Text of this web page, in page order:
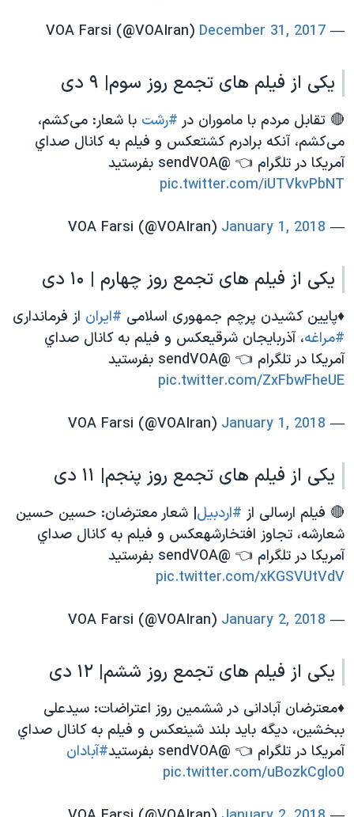
— VOA Farsi (@VOAIran)
December 31, 2017
یکی از فیلم های تجمع روز سوم| ۹ دی
🔴 تقابل مردم با ماموران در #رشت با شعار: می‌کشم،
می‌کشم، آنکه برادرم کشتعکس و فیلم به كانال صداي
آمريكا در تلگرام 👈 @sendVOA بفرستید
pic.twitter.com/iUTVkvPbNT
— VOA Farsi (@VOAIran)
January 1, 2018
یکی از فیلم های تجمع روز چهارم | ۱۰ دی
♦️پایین کشیدن پرچم جمهوری اسلامی #ایران از فرمانداری
#مراغه، آذربایجان شرقیعکس و فیلم به كانال صداي
آمريكا در تلگرام 👈 @sendVOA بفرستید
pic.twitter.com/ZxFbwFheUE
— VOA Farsi (@VOAIran)
January 1, 2018
یکی از فیلم های تجمع روز پنجم| ۱۱ دی
🔴 فیلم ارسالی از #اردبیل| شعار معترضان: حسین حسین
شعارشه، تجاوز افتخارشهعکس و فیلم به كانال صداي
آمريكا در تلگرام 👈 @sendVOA بفرستید
pic.twitter.com/xKGSVUtVdV
— VOA Farsi (@VOAIran)
January 2, 2018
یکی از فیلم های تجمع روز ششم| ۱۲ دی
♦️معترضان آبادانی در ششمین روز اعتراضات: سیدعلی
ببخشین، دیگه باید بلند شینعکس و فیلم به كانال صداي
آمريكا در تلگرام 👈 @sendVOA بفرستید
#آبادان
pic.twitter.com/uBozkCglo0